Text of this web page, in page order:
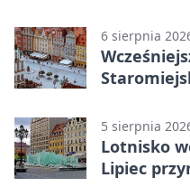
6 sierpnia
5 sierpnia
Lotnisko
Lipiec